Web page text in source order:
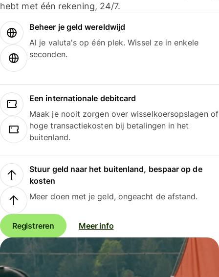
hebt met één rekening, 24/7.
Beheer je geld wereldwijd
Al je valuta's op één plek. Wissel ze in enkele
seconden.
Een internationale debitcard
Maak je nooit zorgen over wisselkoersopslagen of
hoge transactiekosten bij betalingen in het
buitenland.
Stuur geld naar het buitenland, bespaar op de
kosten
Meer doen met je geld, ongeacht de afstand.
Registreren Meer info